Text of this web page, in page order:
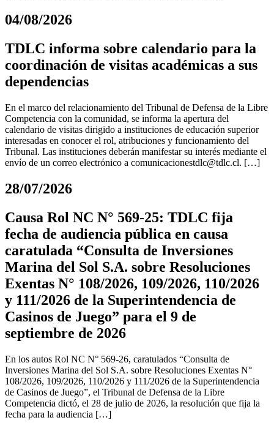
04/08/2026
TDLC informa sobre calendario para la
coordinación de visitas académicas a sus
dependencias
En el marco del relacionamiento del Tribunal de Defensa de la Libre
Competencia con la comunidad, se informa la apertura del
calendario de visitas dirigido a instituciones de educación superior
interesadas en conocer el rol, atribuciones y funcionamiento del
Tribunal. Las instituciones deberán manifestar su interés mediante el
envío de un correo electrónico a comunicacionestdlc@tdlc.cl. […]
28/07/2026
Causa Rol NC N° 569-25: TDLC fija
fecha de audiencia pública en causa
caratulada “Consulta de Inversiones
Marina del Sol S.A. sobre Resoluciones
Exentas N° 108/2026, 109/2026, 110/2026
y 111/2026 de la Superintendencia de
Casinos de Juego” para el 9 de
septiembre de 2026
En los autos Rol NC N° 569-26, caratulados “Consulta de
Inversiones Marina del Sol S.A. sobre Resoluciones Exentas N°
108/2026, 109/2026, 110/2026 y 111/2026 de la Superintendencia
de Casinos de Juego”, el Tribunal de Defensa de la Libre
Competencia dictó, el 28 de julio de 2026, la resolución que fija la
fecha para la audiencia […]